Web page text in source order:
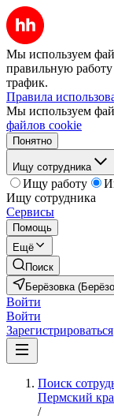
Мы используем
правильную работу
трафик.
Правила
Мы используем
файлов cookie
Понятно
Ищу сотрудника
Ищу работу
Ищу сотрудника
Сервисы
Помощь
Ещё
Поиск
Берёзовка
Войти
Войти
Зарегистрироваться
Поиск
Пермский
/